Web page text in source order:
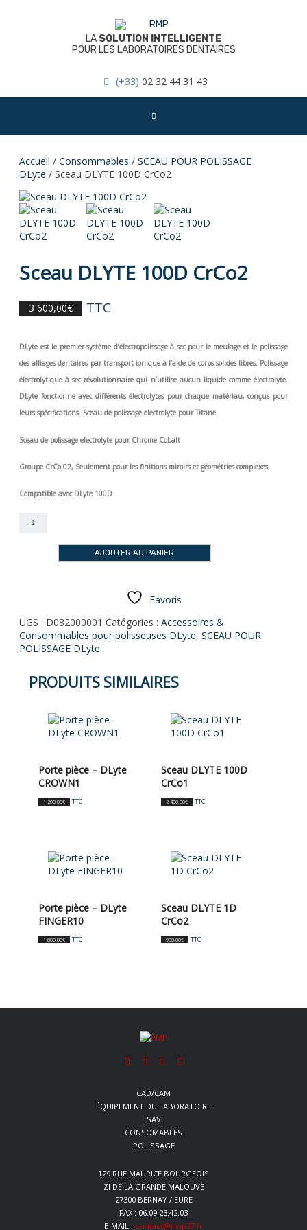
LA SOLUTION INTELLIGENTE
POUR LES LABORATOIRES DENTAIRES
(+33) 02 32 44 31 43
Accueil / Consommables / SCEAU POUR POLISSAGE
DLyte / Sceau DLYTE 100D CrCo2
Sceau DLYTE 100D CrCo2
3 600,00€ TTC
DLyte est le premier système d’électropolissage à sec pour le meulage et le polissage
des alliages dentaires par transport ionique à l’aide de corps solides libres. Polissage
électrolytique à sec révolutionnaire qui n’utilise aucun liquide comme électrolyte.
DLyte fonctionne avec différents électrolytes pour chaque matériau, conçus pour
leurs spécifications. Sceau de polissage electrolyte pour Titane.
Sceau de polissage electrolyte pour Chrome Cobalt
Groupe CrCo 02, Seulement pour les finitions miroirs et géométries complexes.
Compatible avec DLyte 100D
quantité
AJOUTER AU PANIER
Favoris
UGS : D082000001 Catégories : Accessoires &
Consommables pour polisseuses DLyte, SCEAU POUR
POLISSAGE DLyte
PRODUITS SIMILAIRES
Porte pièce – DLyte
CROWN1
1 200,00€ TTC
Sceau DLYTE 100D
CrCo1
2 400,00€ TTC
Porte pièce – DLyte
FINGER10
1 800,00€ TTC
Sceau DLYTE 1D
CrCo2
900,00€ TTC
CAD/CAM
ÉQUIPEMENT DU LABORATOIRE
SAV
CONSOMABLES
POLISSAGE
129 RUE MAURICE BOURGEOIS
ZI DE LA GRANDE MALOUVE
27300 BERNAY / EURE
FAX : 06.09.23.42.03
E-MAIL : contact@rmp27.fr